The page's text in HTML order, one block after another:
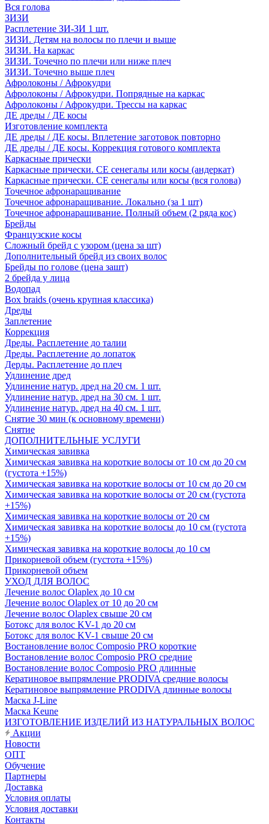
Вся голова
ЗИЗИ
Расплетение ЗИ-ЗИ 1 шт.
ЗИЗИ. Детям на волосы по плечи и выше
ЗИЗИ. На каркас
ЗИЗИ. Точечно по плечи или ниже плеч
ЗИЗИ. Точечно выше плеч
Афролоконы / Афрокудри
Афролоконы / Афрокудри. Попрядные на каркас
Афролоконы / Афрокудри. Трессы на каркас
ДЕ дреды / ДЕ косы
Изготовление комплекта
ДЕ дреды / ДЕ косы. Вплетение заготовок повторно
ДЕ дреды / ДЕ косы. Коррекция готового комплекта
Каркасные прически
Каркасные прически. СЕ сенегалы или косы (андеркат)
Каркасные прически. СЕ сенегалы или косы (вся голова)
Точечное афронаращивание
Точечное афронаращивание. Локально (за 1 шт)
Точечное афронаращивание. Полный объем (2 ряда кос)
Брейды
Французские косы
Сложный брейд с узором (цена за шт)
Дополнительный брейд из своих волос
Брейды по голове (цена зашт)
2 брейда у лица
Водопад
Box braids (очень крупная классика)
Дреды
Заплетение
Коррекция
Дреды. Расплетение до талии
Дреды. Расплетение до лопаток
Дерды. Расплетение до плеч
Удлинение дред
Удлинение натур. дред на 20 см. 1 шт.
Удлинение натур. дред на 30 см. 1 шт.
Удлинение натур. дред на 40 см. 1 шт.
Снятие 30 мин (к основному времени)
Снятие
ДОПОЛНИТЕЛЬНЫЕ УСЛУГИ
Химическая завивка
Химическая завивка на короткие волосы от 10 см до 20 см
(густота +15%)
Химическая завивка на короткие волосы от 10 см до 20 см
Химическая завивка на короткие волосы от 20 см (густота
+15%)
Химическая завивка на короткие волосы от 20 см
Химическая завивка на короткие волосы до 10 см (густота
+15%)
Химическая завивка на короткие волосы до 10 см
Прикорневой объем (густота +15%)
Прикорневой объем
УХОД ДЛЯ ВОЛОС
Лечение волос Olapleх до 10 см
Лечение волос Olapleх от 10 до 20 см
Лечение волос Olapleх свыше 20 см
Ботокс для волос KV-1 до 20 см
Ботокс для волос KV-1 свыше 20 см
Востановление волос Composio PRO короткие
Востановление волос Composio PRO средние
Востановление волос Composio PRO длинные
Кератиновое выпрямление PRODIVA средние волосы
Кератиновое выпрямление PRODIVA длинные волосы
Маска J-Line
Маска Keune
ИЗГОТОВЛЕНИЕ ИЗДЕЛИЙ ИЗ НАТУРАЛЬНЫХ ВОЛОС
Акции
Новости
ОПТ
Обучение
Партнеры
Доставка
Условия оплаты
Условия доставки
Контакты